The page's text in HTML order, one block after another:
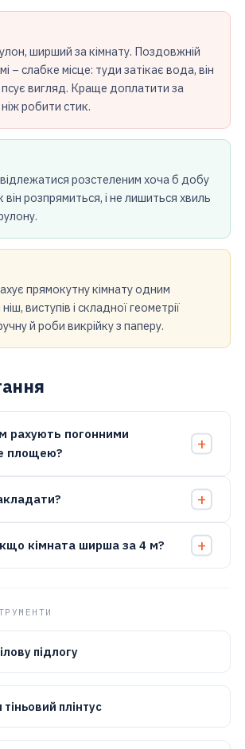
ширший за кімнату. Поздовжній
– слабке місце: туди затікає вода, він
вигляд. Краще доплатити за
робити стик.
розстеленим хоча б добу
він розпрямиться, і не лишиться хвиль
прямокутну кімнату одним
виступів і складної геометрії
й роби викрійку з паперу.
рахують погонними
площею?
кімната ширша за 4 м?
підлогу
плінтус